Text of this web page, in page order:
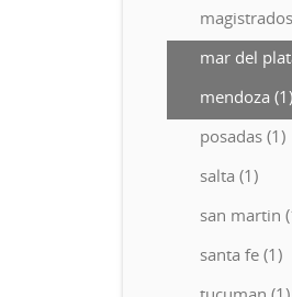
mar del
mendoza (1)
posadas (1)
salta (1)
san martin
santa fe (1)